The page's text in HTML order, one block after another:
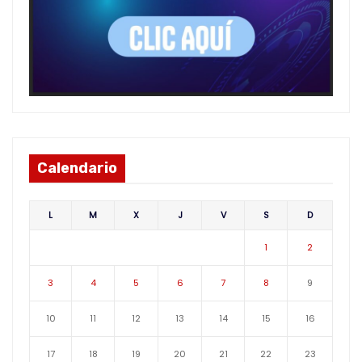
Calendario
L M X J V S D
1 2
3 4 5 6 7 8 9
10 11 12 13 14 15 16
17 18 19 20 21 22 23